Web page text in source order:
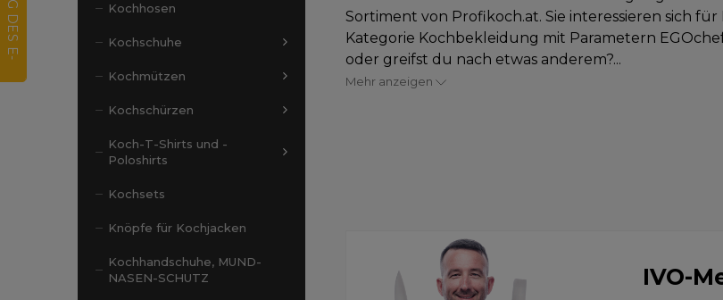
Kochhosen
Kochschuhe
Kochmützen
Kochschürzen
Koch-T-Shirts und -
Poloshirts
Kochsets
Knöpfe für Kochjacken
Kochhandschuhe, MUND-
NASEN-SCHUTZ
Sortiment von Profikoch.at. Sie interessieren sich
Kategorie Kochbekleidung mit Parametern
oder greifst du nach etwas anderem?...
Mehr anzeigen
IVO-